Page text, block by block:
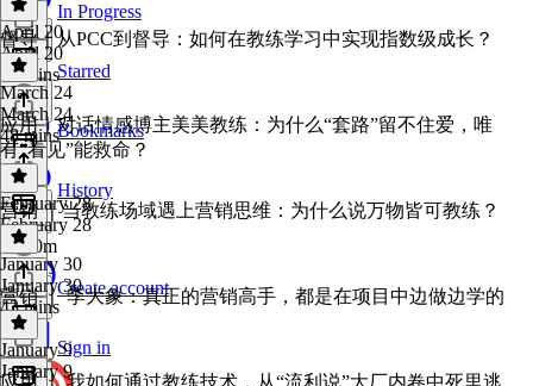
In Progress
Starred
Bookmarks
History
Create account
Sign in
April 20
April 20
52 mins
督导｜从PCC到督导：如何在教练学习中实现指数级成长？
March 24
March 24
48 mins
应用｜对话情感博主美美教练：为什么“套路”留不住爱，唯
有“看见”能救命？
February 28
February 28
1h 10m
营销 ｜当教练场域遇上营销思维：为什么说万物皆可教练？
January 30
January 30
43 mins
营销 ｜ 李大象：真正的营销高手，都是在项目中边做边学的
January 9
January 9
应用 ｜ 我如何通过教练技术，从“流利说”大厂内卷中死里逃